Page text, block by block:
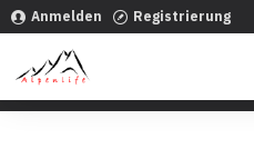
Alpenlife
Anmelden Registrierung